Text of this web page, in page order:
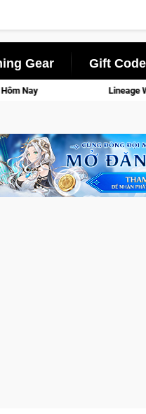
Gear Gift Code
Lineage W – Quyền lực và